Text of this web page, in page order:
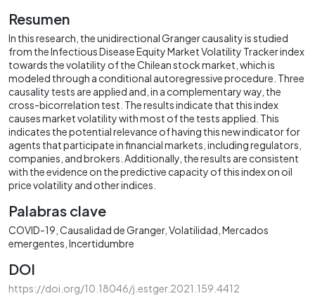
Resumen
In this research, the unidirectional Granger causality is studied
from the Infectious Disease Equity Market Volatility Tracker index
towards the volatility of the Chilean stock market, which is
modeled through a conditional autoregressive procedure. Three
causality tests are applied and, in a complementary way, the
cross-bicorrelation test. The results indicate that this index
causes market volatility with most of the tests applied. This
indicates the potential relevance of having this new indicator for
agents that participate in financial markets, including regulators,
companies, and brokers. Additionally, the results are consistent
with the evidence on the predictive capacity of this index on oil
price volatility and other indices.
Palabras clave
COVID-19 Causalidad de Granger Volatilidad Mercados
emergentes Incertidumbre
DOI
https://doi.org/10.18046/j.estger.2021.159.4412